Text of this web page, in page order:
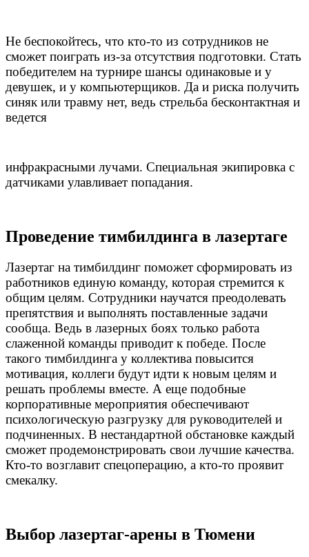
Не беспокойтесь, что кто-то из сотрудников не
сможет поиграть из-за отсутствия подготовки. Стать
победителем на турнире шансы одинаковые и у
девушек, и у компьютерщиков. Да и риска получить
синяк или травму нет, ведь стрельба бесконтактная и
ведется
инфракрасными лучами. Специальная экипировка с
датчиками улавливает попадания.
Проведение тимбилдинга в лазертаге
Лазертаг на тимбилдинг поможет сформировать из
работников единую команду, которая стремится к
общим целям. Сотрудники научатся преодолевать
препятствия и выполнять поставленные задачи
сообща. Ведь в лазерных боях только работа
слаженной команды приводит к победе. После
такого тимбилдинга у коллектива повысится
мотивация, коллеги будут идти к новым целям и
решать проблемы вместе. А еще подобные
корпоративные мероприятия обеспечивают
психологическую разгрузку для руководителей и
подчиненных. В нестандартной обстановке каждый
сможет продемонстрировать свои лучшие качества.
Кто-то возглавит спецоперацию, а кто-то проявит
смекалку.
Выбор лазертаг-арены в Тюмени